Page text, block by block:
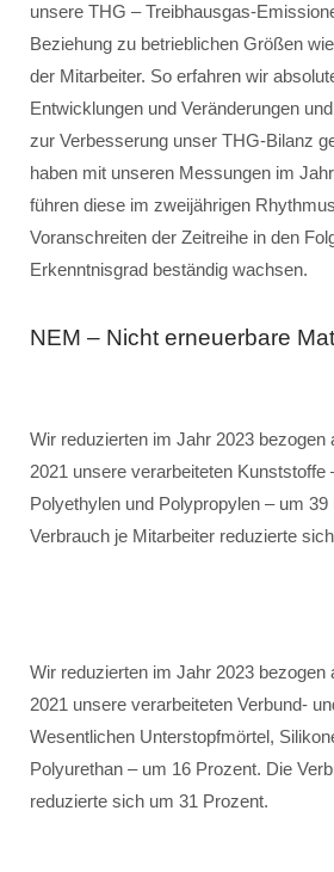
unsere THG – Treibhausgas-
Beziehung zu betrieblichen Größen
der Mitarbeiter. So erfahren wir
Entwicklungen und Veränderungen
zur Verbesserung unser THG-Bilanz
haben mit unseren Messungen im
führen diese im zweijährigen
Voranschreiten der Zeitreihe in den
Erkenntnisgrad beständig wachsen.
NEM – Nicht erneuerbare
Wir reduzierten im Jahr 2023 bezogen
2021 unsere verarbeiteten Kunststoffe
Polyethylen und Polypropylen – um
Verbrauch je Mitarbeiter reduzierte
Wir reduzierten im Jahr 2023 bezogen
2021 unsere verarbeiteten Verbund-
Wesentlichen Unterstopfmörtel,
Polyurethan – um 16 Prozent. Die
reduzierte sich um 31 Prozent.